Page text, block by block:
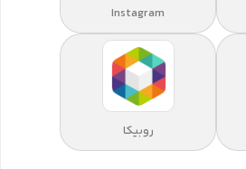
Instagram
روبیکا